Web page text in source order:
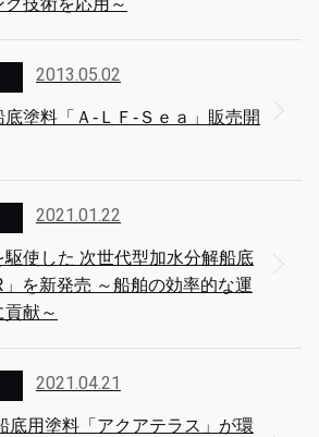
2013.05.02
塗料「Ａ-ＬＦ-Ｓｅａ」販売開
2021.01.22
使した 次世代型加水分解船底
を新発売 ～船舶の効率的な運
献～
2021.04.21
底用塗料「アクアテラス」が環